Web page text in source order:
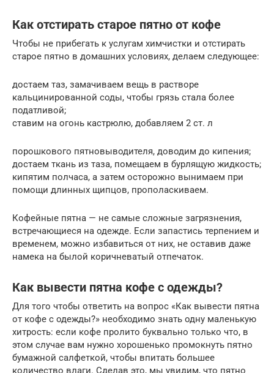
Как отстирать старое пятно от кофе
Чтобы не прибегать к услугам химчистки и отстирать
старое пятно в домашних условиях, делаем следующее:
достаем таз, замачиваем вещь в растворе
кальцинированной соды, чтобы грязь стала более
податливой;
ставим на огонь кастрюлю, добавляем 2 ст. л
порошкового пятновыводителя, доводим до кипения;
достаем ткань из таза, помещаем в бурлящую жидкость;
кипятим полчаса, а затем осторожно вынимаем при
помощи длинных щипцов, прополаскиваем.
Кофейные пятна — не самые сложные загрязнения,
встречающиеся на одежде. Если запастись терпением и
временем, можно избавиться от них, не оставив даже
намека на былой коричневатый отпечаток.
Как вывести пятна кофе с одежды?
Для того чтобы ответить на вопрос «Как вывести пятна
от кофе с одежды?» необходимо знать одну маленькую
хитрость: если кофе пролито буквально только что, в
этом случае вам нужно хорошенько промокнуть пятно
бумажной салфеткой, чтобы впитать большее
количество влаги. Сделав это, мы увидим, что пятно